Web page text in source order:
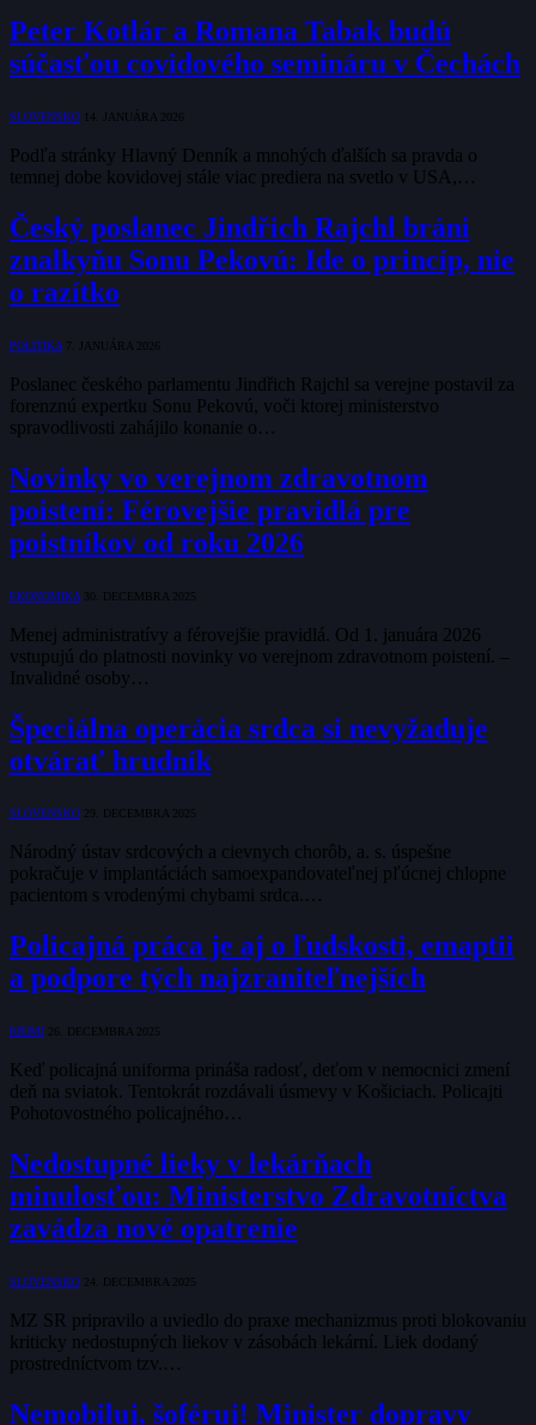
Peter Kotlár a Romana Tabak budú
súčasťou covidového semináru v Čechách
SLOVENSKO 14. JANUÁRA 2026
Podľa stránky Hlavný Denník a mnohých ďalších sa pravda o
temnej dobe kovidovej stále viac prediera na svetlo v USA,…
Český poslanec Jindřich Rajchl bráni
znalkyňu Sonu Pekovú: Ide o princíp, nie
o razítko
POLITIKA 7. JANUÁRA 2026
Poslanec českého parlamentu Jindřich Rajchl sa verejne postavil za
forenznú expertku Sonu Pekovú, voči ktorej ministerstvo
spravodlivosti zahájilo konanie o…
Novinky vo verejnom zdravotnom
poistení: Férovejšie pravidlá pre
poistníkov od roku 2026
EKONOMIKA 30. DECEMBRA 2025
Menej administratívy a férovejšie pravidlá. Od 1. januára 2026
vstupujú do platnosti novinky vo verejnom zdravotnom poistení. –
Invalidné osoby…
Špeciálna operácia srdca si nevyžaduje
otvárať hrudník
SLOVENSKO 29. DECEMBRA 2025
Národný ústav srdcových a cievnych chorôb, a. s. úspešne
pokračuje v implantáciách samoexpandovateľnej pľúcnej chlopne
pacientom s vrodenými chybami srdca.…
Policajná práca je aj o ľudskosti, emaptii
a podpore tých najzraniteľnejších
KRIMI 26. DECEMBRA 2025
Keď policajná uniforma prináša radosť, deťom v nemocnici zmení
deň na sviatok. Tentokrát rozdávali úsmevy v Košiciach. Policajti
Pohotovostného policajného…
Nedostupné lieky v lekárňach
minulosťou: Ministerstvo Zdravotníctva
zavádza nové opatrenie
SLOVENSKO 24. DECEMBRA 2025
MZ SR pripravilo a uviedlo do praxe mechanizmus proti blokovaniu
kriticky nedostupných liekov v zásobách lekární. Liek dodaný
prostredníctvom tzv.…
Nemobiluj, šoféruj! Minister dopravy